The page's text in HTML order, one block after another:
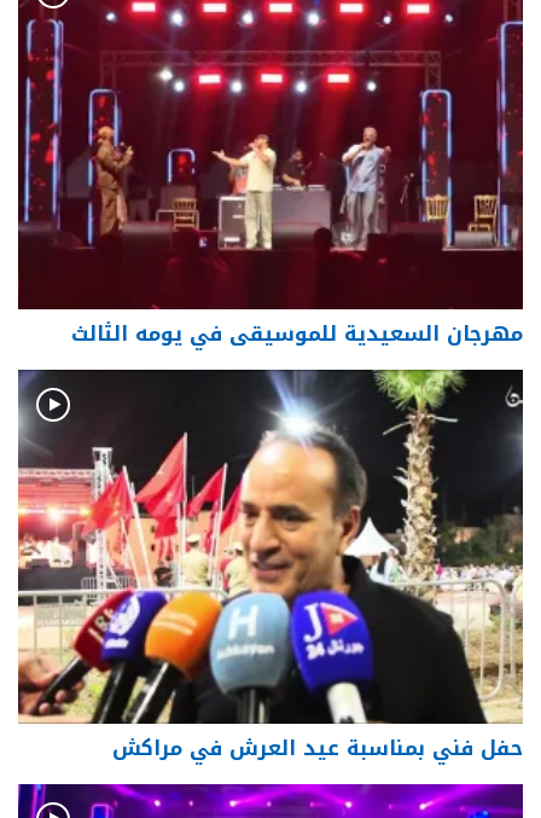
مهرجان السعيدية للموسيقى في يومه الثالث
حفل فني بمناسبة عيد العرش في مراكش